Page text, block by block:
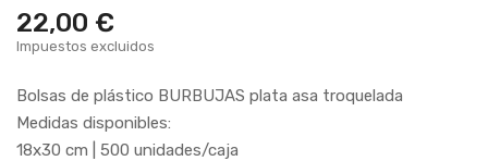
22,00 €
Impuestos excluidos
Bolsas de plástico BURBUJAS plata asa troquelada
Medidas disponibles:
18x30 cm | 500 unidades/caja